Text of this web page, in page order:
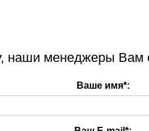
наши менеджеры Вам
Ваше имя*: